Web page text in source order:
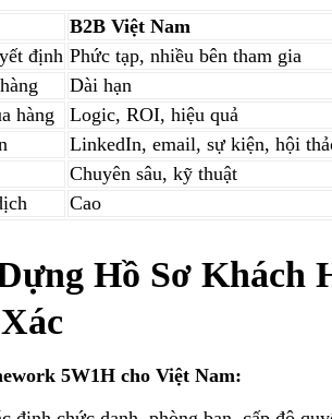
B2B Việt Nam
định Phức tạp, nhiều bên tham gia
Dài hạn
hàng
Logic, ROI, hiệu quả
LinkedIn, email, sự kiện, hội
Chuyên sâu, kỹ thuật
Cao
Hồ Sơ Khách
5W1H cho Việt Nam: